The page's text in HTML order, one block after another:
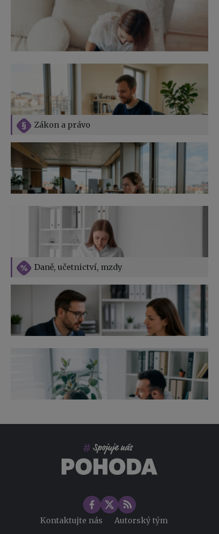
Daně, učetnictví, mzdy
Zákon a právo
Vše o překážkách v práci na straně zaměstnavatele
Výpověď ze zdravotních důvodů 2026 – průvodce pro
zaměstnavatele
Jak na podnikání při rodičovské dovolené
Přehledy pro OSSZ a zdravotní pojišťovny – jak na ně
v roce 2026
Kontaktujte nás Autorský tým